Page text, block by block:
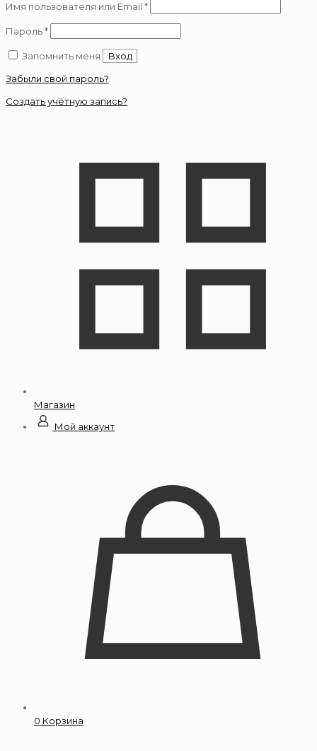
Имя пользователя или Email *Обязательно
Пароль*Обязательно
Запомнить меня
Вход
Забыли свой пароль?
Создать учётную запись?
Магазин
Мой аккаунт
0 Корзина